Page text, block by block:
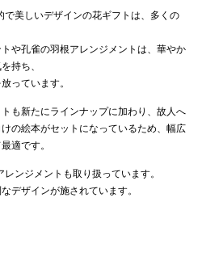
で美しいデザインの花ギフトは、多くの
や孔雀の羽根アレンジメントは、華やか
持ち、
っています。
も新たにラインナップに加わり、故人へ
の絵本がセットになっているため、幅広
適です。
ンジメントも取り扱っています。
デザインが施されています。